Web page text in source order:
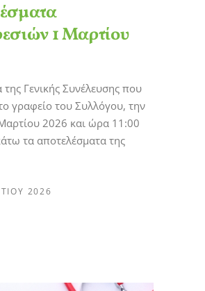
1 Μαρτίου
της Γενικής Συνέλευσης που
γραφείο του Συλλόγου, την
2026 και ώρα 11:00
τα αποτελέσματα της
2026